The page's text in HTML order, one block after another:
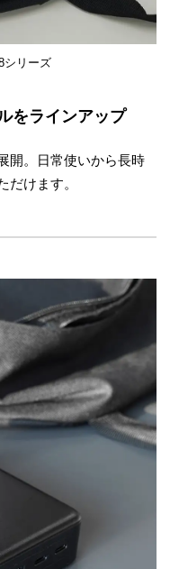
シリーズ
をラインアップ
開。日常使いから長時
だけます。